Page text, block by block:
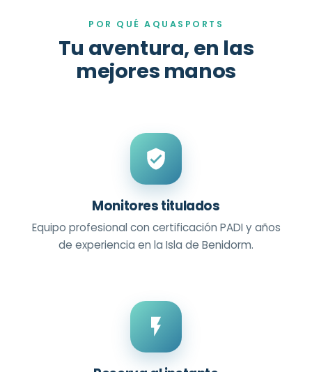
POR QUÉ AQUASPORTS
Tu aventura, en las
mejores manos
Monitores titulados
Equipo profesional con certificación PADI y años
de experiencia en la Isla de Benidorm.